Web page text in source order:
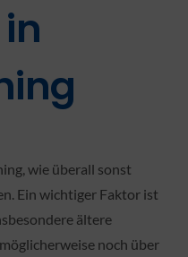
wie überall sonst
Ein wichtiger Faktor ist
ältere
noch über